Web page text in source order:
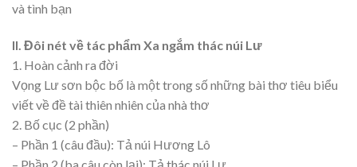
và tình bạn
II. Đôi nét về tác phẩm Xa ngắm thác núi Lư
1. Hoàn cảnh ra đời
Vọng Lư sơn bộc bố là một trong số những bài thơ tiêu biểu
viết về đề tài thiên nhiên của nhà thơ
2. Bố cục (2 phần)
– Phần 1 (câu đầu): Tả núi Hương Lô